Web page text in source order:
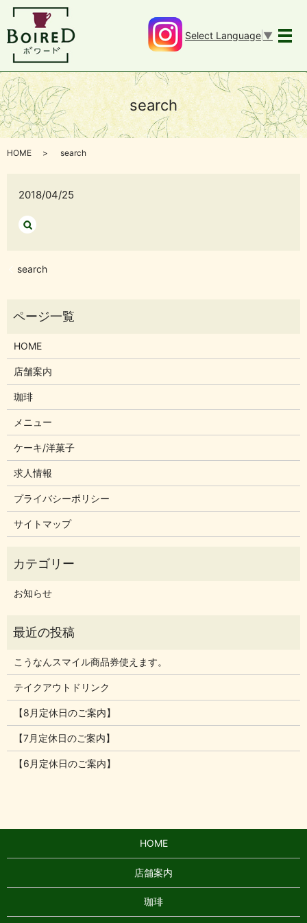
メ
Select Language ▼
search
HOME search
2018/04/25
search
HOME
店舗案内
珈琲
メニュー
ケーキ/洋菓子
求人情報
プライバシーポリシー
サイトマップ
お知らせ
こうなんスマイル商品券使えます。
テイクアウトドリンク
【8月定休日のご案内】
【7月定休日のご案内】
【6月定休日のご案内】
HOME
店舗案内
珈琲